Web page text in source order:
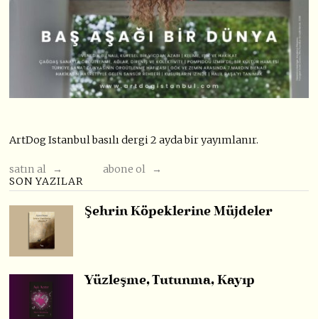
ArtDog Istanbul basılı dergi 2 ayda bir yayımlanır.
satın al →
abone ol →
SON YAZILAR
Şehrin Köpeklerine Müjdeler
Yüzleşme, Tutunma, Kayıp